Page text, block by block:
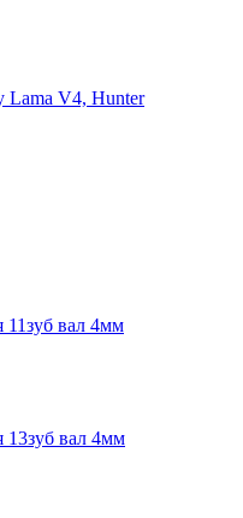
Lama V4, Hunter
вал 4мм
13зуб вал 4мм